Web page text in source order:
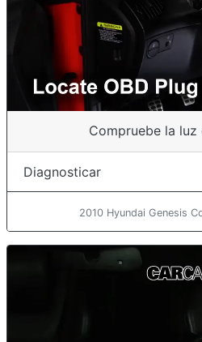
Compruebe la
Diagnosticar
2010 Hyundai Genesis